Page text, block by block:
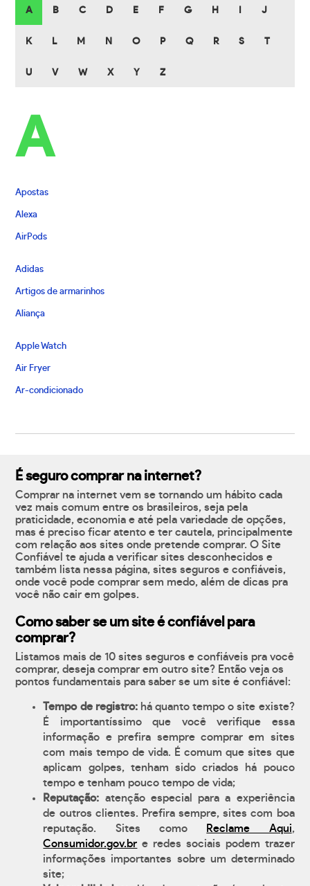
A B C D E F G H J
K L M N O P Q R S T
U V W X Y Z
A
Apostas
Alexa
AirPods
Adidas
Artigos de armarinhos
Aliança
Apple Watch
Air Fryer
Ar-condicionado
É seguro comprar na internet?
Comprar na internet vem se tornando um hábito cada
vez mais comum entre os brasileiros, seja pela
praticidade, economia e até pela variedade de opções,
mas é preciso ficar atento e ter cautela, principalmente
com relação aos sites onde pretende comprar. O Site
Confiável te ajuda a verificar sites desconhecidos e
também lista nessa página, sites seguros e confiáveis,
onde você pode comprar sem medo, além de dicas pra
você não cair em golpes.
Como saber se um site é confiável para
comprar?
Listamos mais de 10 sites seguros e confiáveis pra você
comprar, deseja comprar em outro site? Então veja os
pontos fundamentais para saber se um site é confiável:
Tempo de registro:há quanto tempo o site existe?
É importantíssimo que você verifique essa
informação e prefira sempre comprar em sites
com mais tempo de vida. É comum que sites que
aplicam golpes, tenham sido criados há pouco
tempo e tenham pouco tempo de vida;
Reputação: atenção especial para a experiência
de outros clientes. Prefira sempre, sites com boa
reputação. Sites como
Reclame Aqui,
Consumidor.gov.br e redes sociais podem trazer
informações importantes sobre um determinado
site;